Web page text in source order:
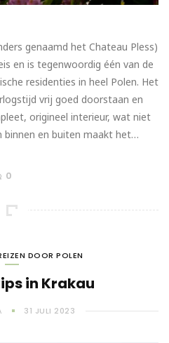
genaamd het Chateau Pless)
en is tegenwoordig één van de
residenties in heel Polen. Het
vrij goed doorstaan en
origineel interieur, wat niet
binnen en buiten maakt het…
0
DOOR POLEN
in Krakau
31 JULI 2023